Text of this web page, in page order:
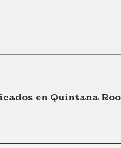
en Quintana Roo